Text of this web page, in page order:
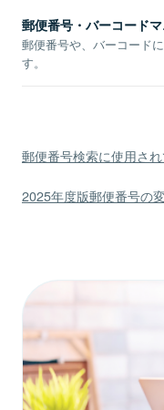
郵便番号・バーコード
郵便番号や、バーコード
す。
郵便番号検索に使用さ
2025年度版郵便番号の